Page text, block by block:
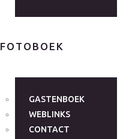
FOTOBOEK
GASTENBOEK
WEBLINKS
CONTACT